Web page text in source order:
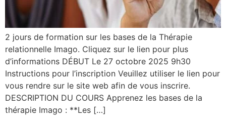
2 jours de formation sur les bases de la Thérapie
relationnelle Imago. Cliquez sur le lien pour plus
d’informations DÉBUT Le 27 octobre 2025 9h30
Instructions pour l’inscription Veuillez utiliser le lien pour
vous rendre sur le site web afin de vous inscrire.
DESCRIPTION DU COURS Apprenez les bases de la
thérapie Imago : **Les […]